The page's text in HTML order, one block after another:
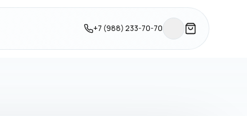
+7 (988) 233-70-70